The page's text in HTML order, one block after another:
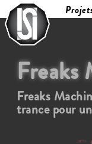
Freaks
Freaks
trance pour